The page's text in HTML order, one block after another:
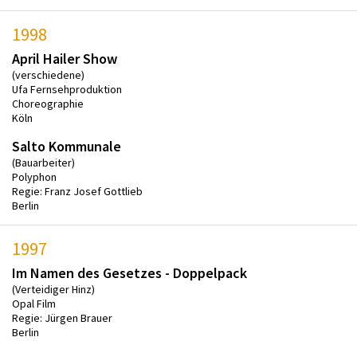
1998
April Hailer Show
(verschiedene)
Ufa Fernsehproduktion
Choreographie
Köln
Salto Kommunale
(Bauarbeiter)
Polyphon
Regie: Franz Josef Gottlieb
Berlin
1997
Im Namen des Gesetzes - Doppelpack
(Verteidiger Hinz)
Opal Film
Regie: Jürgen Brauer
Berlin